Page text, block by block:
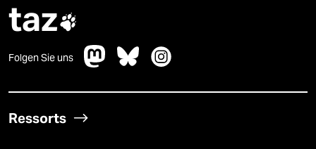
taz
Folgen Sie uns
Ressorts